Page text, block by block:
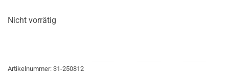
Nicht vorrätig
Artikelnummer: 31-250812